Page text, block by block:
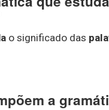
o significado das
a